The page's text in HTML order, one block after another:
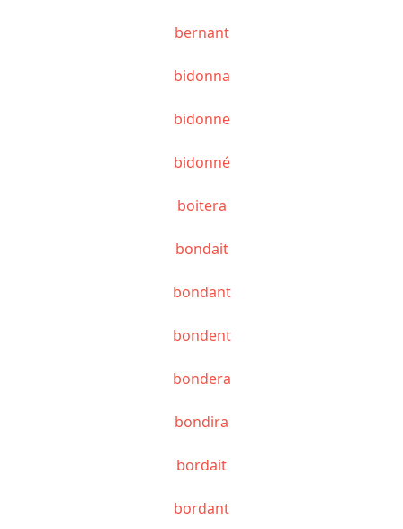
bernant
bidonna
bidonne
bidonné
boitera
bondait
bondant
bondent
bondera
bondira
bordait
bordant